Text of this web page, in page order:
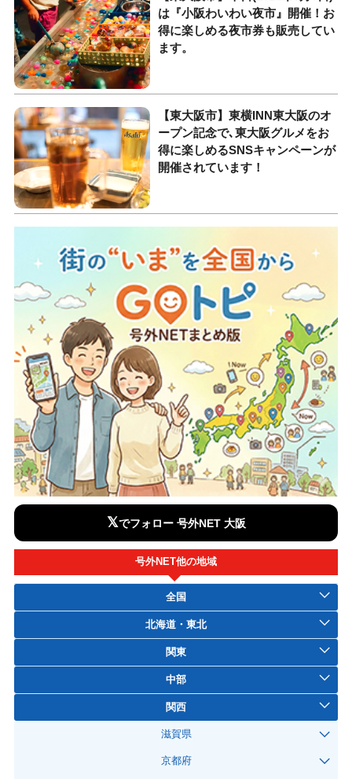
は『小阪わいわい夜市』開催！お
得に楽しめる夜市券も販売してい
ます。
【東大阪市】東横INN東大阪のオ
ープン記念で､東大阪グルメをお
得に楽しめるSNSキャンペーンが
開催されています！
𝕏でフォロー 号外NET 大阪
号外NET他の地域
全国
北海道・東北
関東
中部
関西
滋賀県
京都府